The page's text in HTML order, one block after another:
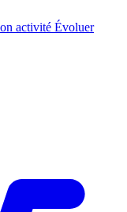
activité Évoluer